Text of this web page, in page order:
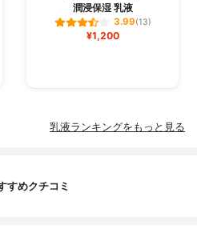
潤浸保湿 乳液
3.99(13)
¥1,200
乳液ランキングをもっと見る
すめクチコミ